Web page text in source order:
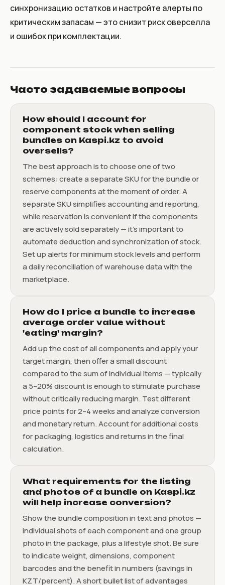
синхронизацию остатков и настройте алерты по
критическим запасам — это снизит риск оверселла
и ошибок при комплектации.
Часто задаваемые вопросы
How should I account for
component stock when selling
bundles on Kaspi.kz to avoid
oversells?
The best approach is to choose one of two
schemes: create a separate SKU for the bundle or
reserve components at the moment of order. A
separate SKU simplifies accounting and reporting,
while reservation is convenient if the components
are actively sold separately — it’s important to
automate deduction and synchronization of stock.
Set up alerts for minimum stock levels and perform
a daily reconciliation of warehouse data with the
marketplace.
How do I price a bundle to increase
average order value without
'eating' margin?
Add up the cost of all components and apply your
target margin, then offer a small discount
compared to the sum of individual items — typically
a 5–20% discount is enough to stimulate purchase
without critically reducing margin. Test different
price points for 2–4 weeks and analyze conversion
and monetary return. Account for additional costs
for packaging, logistics and returns in the final
calculation.
What requirements for the listing
and photos of a bundle on Kaspi.kz
will help increase conversion?
Show the bundle composition in text and photos —
individual shots of each component and one group
photo in the package, plus a lifestyle shot. Be sure
to indicate weight, dimensions, component
barcodes and the benefit in numbers (savings in
KZT/percent). A short bullet list of advantages